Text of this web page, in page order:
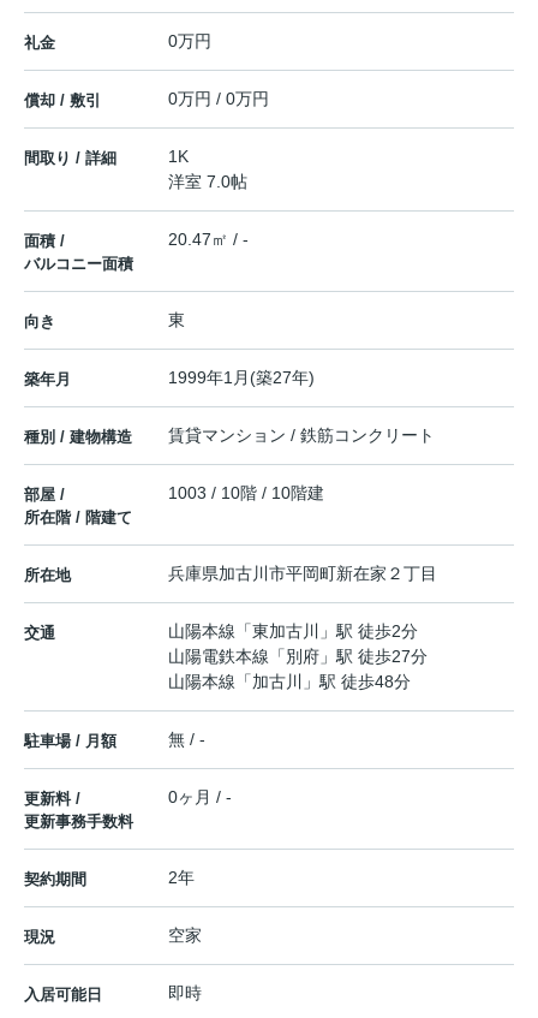
礼金 0万円
償却 / 敷引 0万円 / 0万円
間取り / 詳細
1K
洋室 7.0帖
面積 /
バルコニー面積
20.47㎡ / -
向き 東
築年月 1999年1月(築27年)
種別 / 建物構造 賃貸マンション / 鉄筋コンクリート
部屋 /
所在階 / 階建て
1003 / 10階 / 10階建
所在地 兵庫県加古川市平岡町新在家 ２丁目
交通 山陽本線 「東加古川
」駅 徒歩2分
山陽電鉄本線 「別府 」駅 徒歩27分
山陽本線 「加古川 」駅 徒歩48分
駐車場 / 月額 無 / -
更新料 /
更新事務手数料
0ヶ月 / -
契約期間 2年
現況 空家
入居可能日 即時